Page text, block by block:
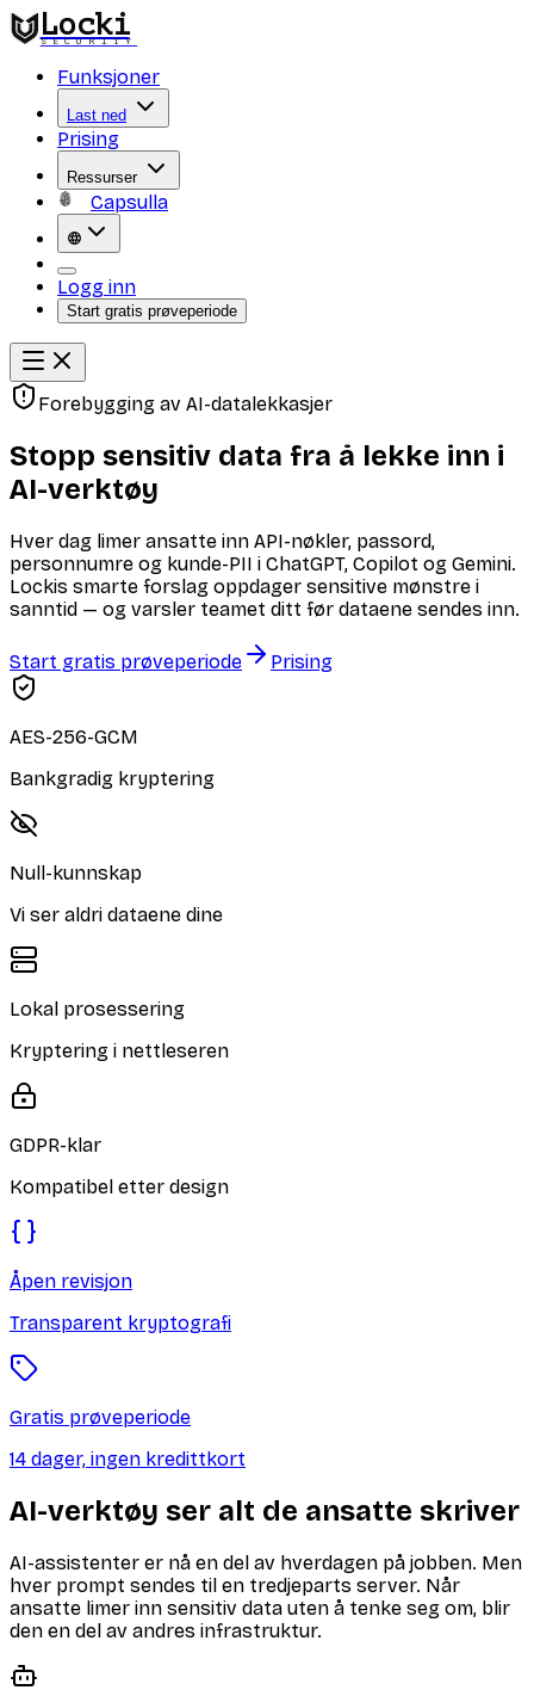
Locki
SECURITY
Funksjoner
Last ned
Prising
Ressurser
Capsulla
Logg inn
Start gratis prøveperiode
Forebygging av AI-datalekkasjer
Stopp sensitiv data fra å lekke inn i
AI-verktøy
Hver dag limer ansatte inn API-nøkler, passord,
personnumre og kunde-PII i ChatGPT, Copilot og Gemini.
Lockis smarte forslag oppdager sensitive mønstre i
sanntid — og varsler teamet ditt før dataene sendes inn.
Start gratis prøveperiode Prising
AES-256-GCM
Bankgradig kryptering
Null-kunnskap
Vi ser aldri dataene dine
Lokal prosessering
Kryptering i nettleseren
GDPR-klar
Kompatibel etter design
Åpen revisjon
Transparent kryptografi
Gratis prøveperiode
14 dager, ingen kredittkort
AI-verktøy ser alt de ansatte skriver
AI-assistenter er nå en del av hverdagen på jobben. Men
hver prompt sendes til en tredjeparts server. Når
ansatte limer inn sensitiv data uten å tenke seg om, blir
den en del av andres infrastruktur.